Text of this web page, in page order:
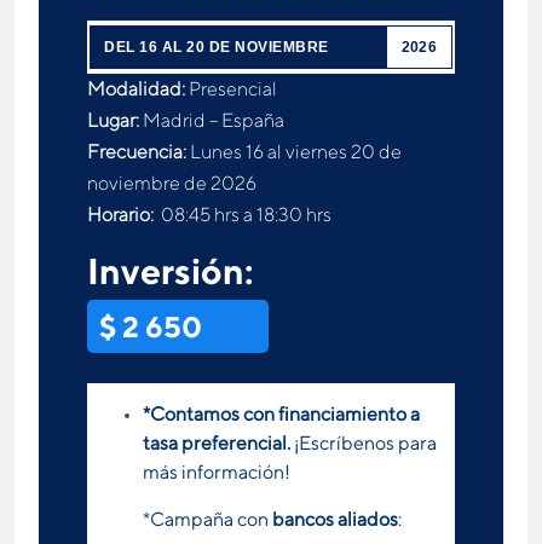
DEL 16 AL 20 DE NOVIEMBRE 2026
Modalidad: Presencial
Lugar: Madrid – España
Frecuencia: Lunes 16 al viernes 20 de
noviembre de 2026
Horario: 08:45 hrs a 18:30 hrs
Inversión:
$ 2 650
*Contamos con financiamiento a
tasa preferencial. ¡Escríbenos para
más información!
*Campaña con bancos aliados: